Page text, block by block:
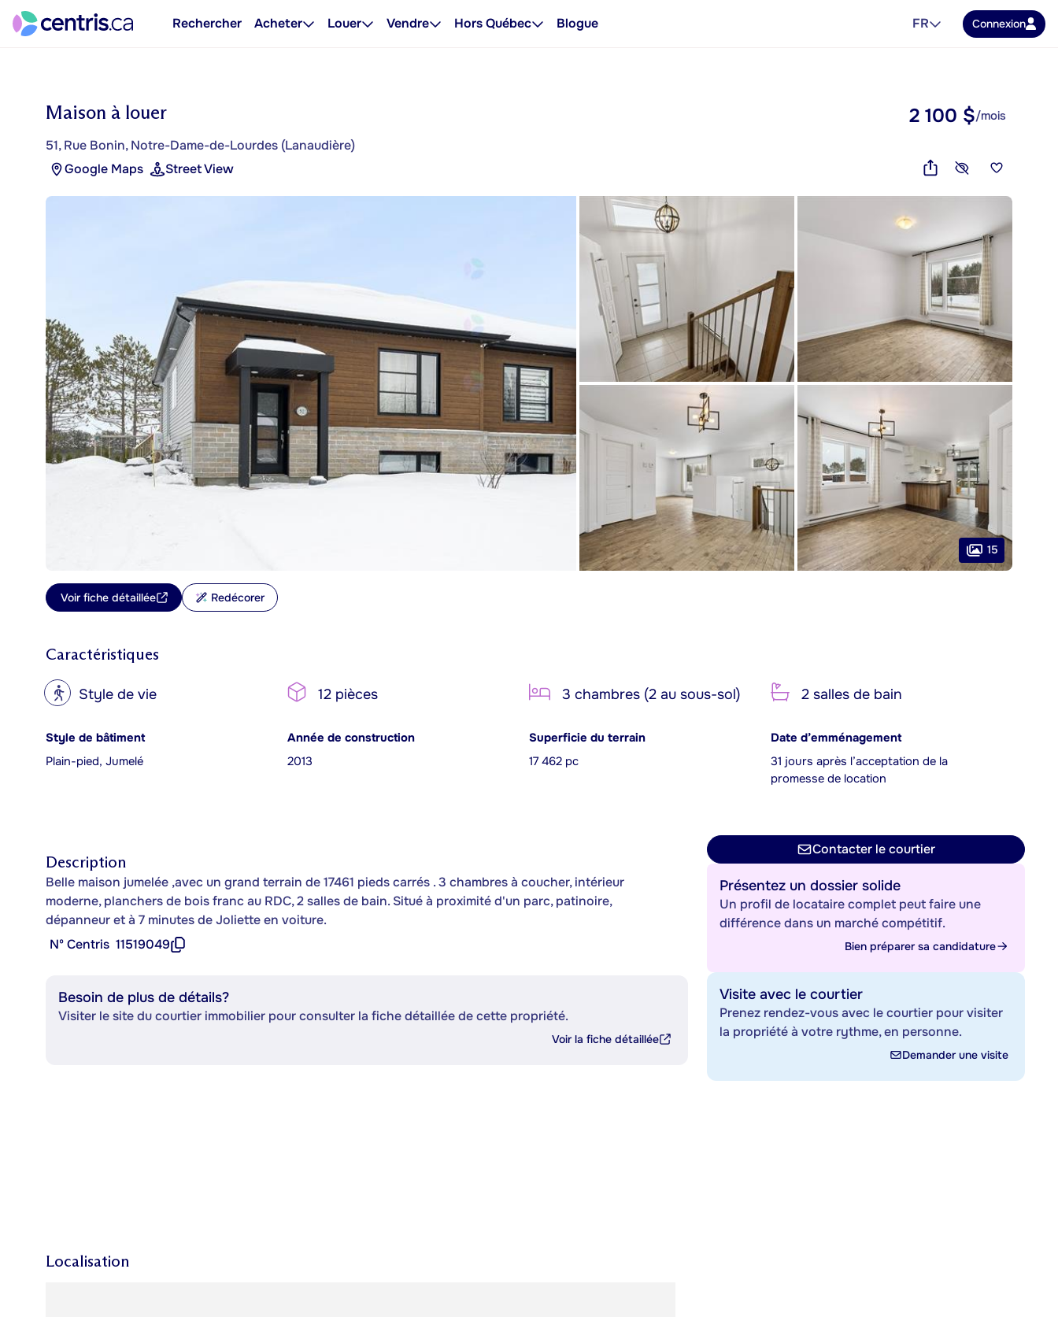
Rechercher Acheter Louer Vendre Hors Québec Blogue FR Connexion
Maison à louer
51, Rue Bonin, Notre-Dame-de-Lourdes (Lanaudière)
Google Maps
Street View
2 100 $/mois
15
Voir fiche détaillée Redécorer
Caractéristiques
? Style de vie 12 pièces 3 chambres (2 au sous-sol) 2 salles de bain
Style de bâtiment
Plain-pied, Jumelé
Année de construction
2013
Superficie du terrain
17 462 pc
Date d’emménagement
31 jours après l’acceptation de la
promesse de location
Description
Belle maison jumelée ,avec un grand terrain de 17461 pieds carrés . 3 chambres à coucher, intérieur
moderne, planchers de bois franc au RDC, 2 salles de bain. Situé à proximité d'un parc, patinoire,
dépanneur et à 7 minutes de Joliette en voiture.
Nº Centris 11519049
Besoin de plus de détails?
Visiter le site du courtier immobilier pour consulter la fiche détaillée de cette propriété.
Voir la fiche détaillée
Localisation
Contacter le courtier
Présentez un dossier solide
Un profil de locataire complet peut faire une
différence dans un marché compétitif.
Bien préparer sa candidature
Visite avec le courtier
Prenez rendez-vous avec le courtier pour visiter
la propriété à votre rythme, en personne.
Demander une visite